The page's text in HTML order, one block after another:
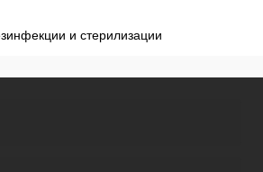
и стерилизации